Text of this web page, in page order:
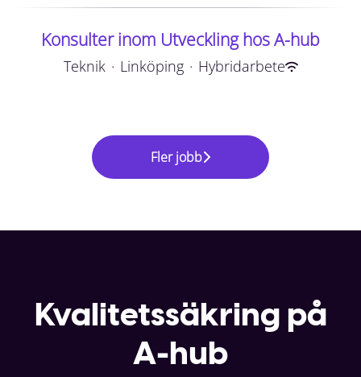
Konsulter inom Utveckling hos A-hub
Teknik · Linköping · Hybridarbete
Fler jobb
Kvalitetssäkring på
A-hub